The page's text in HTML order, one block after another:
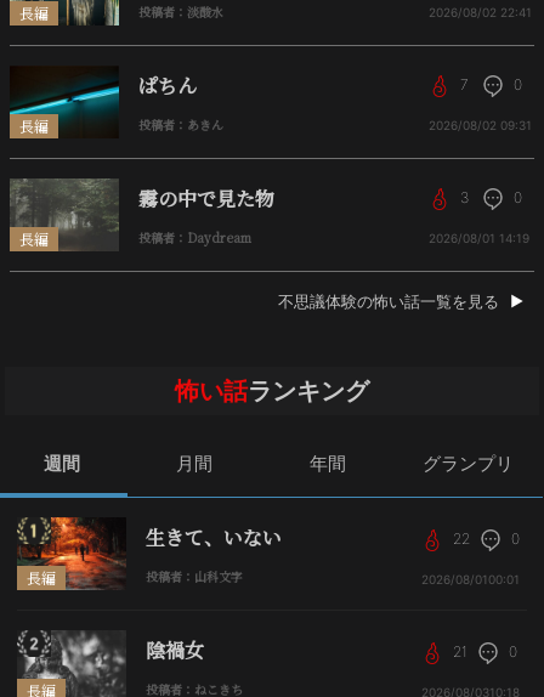
長編 投稿者：淡酸水 2026/08/02 22:41
長編
ぱちん
投稿者：あきん
7 0
2026/08/02 09:31
長編
霧の中で見た物
投稿者：Daydream
3 0
2026/08/01 14:19
不思議体験の怖い話一覧を見る
怖い話ランキング
週間 月間 年間 グランプリ
長編
生きて、いない
投稿者：山科文字
22 0
2026/08/01 00:01
長編
陰禍女
投稿者：ねこきち
21 0
2026/08/0310:18